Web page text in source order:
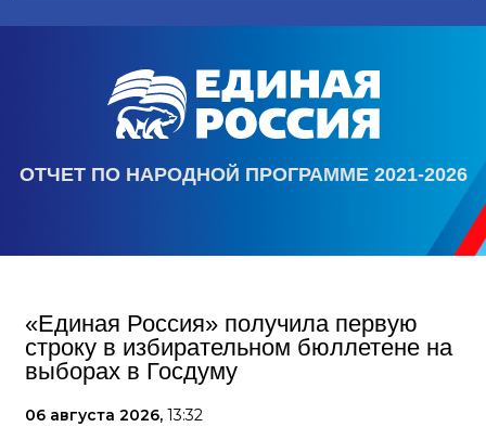
ОТЧЕТ ПО НАРОДНОЙ ПРОГРАММЕ 2021-2026
«Единая Россия» получила первую
строку в избирательном бюллетене на
выборах в Госдуму
06 августа 2026, 13:32